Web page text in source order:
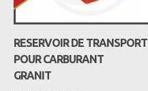
RESERVOIR DE TRANSPORT
POUR CARBURANT
GRANIT